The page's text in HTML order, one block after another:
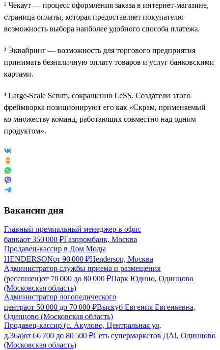
¹ Чекаут — процесс оформления заказа в интернет-магазине,
страница оплаты, которая предоставляет покупателю
возможность выбора наиболее удобного способа платежа.
² Эквайринг — возможность для торгового предприятия
принимать безналичную оплату товаров и услуг банковскими
картами.
³ Large-Scale Scrum, сокращенно LeSS. Создатели этого
фреймворка позиционируют его как «Скрам, применяемый
ко множеству команд, работающих совместно над одним
продуктом».
Вакансии дня
Главный премиальный менеджер в офис
банкаот 350 000 ₽Газпромбанк, Москва
Продавец-кассир в Дом Моды
HENDERSONот 90 000 ₽Henderson, Москва
Администратор службы приема и размещения
(ресепшен)от 70 000 до 80 000 ₽Парк Юдино, Одинцово
(Московская область)
Администратор логопедического
центраот 50 000 до 70 000 ₽Выскуб Евгения Евгеньевна,
Одинцово (Московская область)
Продавец-кассир (с. Акулово, Центральная ул,
д.36а)от 66 700 до 80 500 ₽Сеть супермаркетов ДА!, Одинцово
(Московская область)